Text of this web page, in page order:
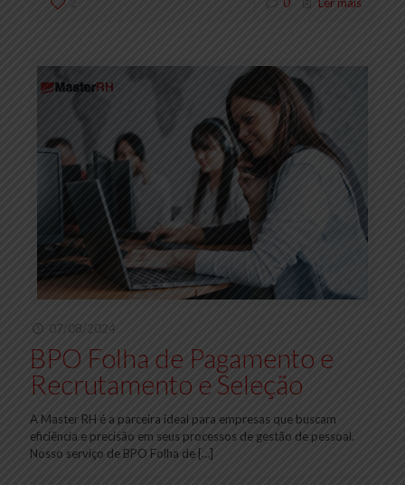
07/08/2024
BPO Folha de Pagamento e
Recrutamento e Seleção
A Master RH é a parceira ideal para empresas que buscam
eficiência e precisão em seus processos de gestão de pessoal.
Nosso serviço de BPO Folha de […]